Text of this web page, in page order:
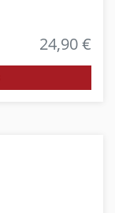
24,90 €